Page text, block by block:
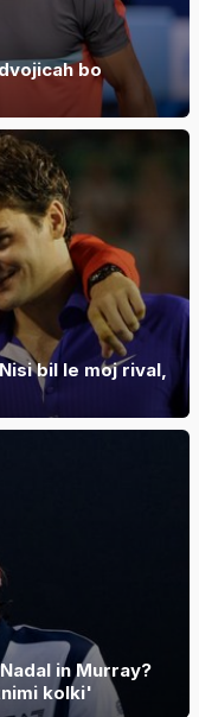
bo
bil le moj rival,
in Murray?
kolki'